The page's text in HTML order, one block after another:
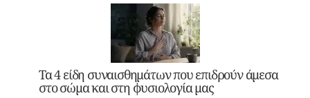
Τα 4 είδη συναισθημάτων που επιδρούν άμεσα
στο σώμα και στη φυσιολογία μας